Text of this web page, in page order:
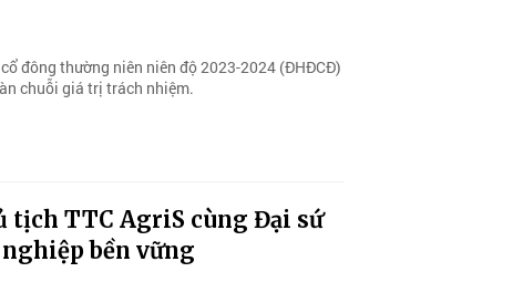
đông thường niên niên độ 2023-2024 (ĐHĐCĐ)
chuỗi giá trị trách nhiệm.
tịch TTC AgriS cùng Đại sứ
bền vững